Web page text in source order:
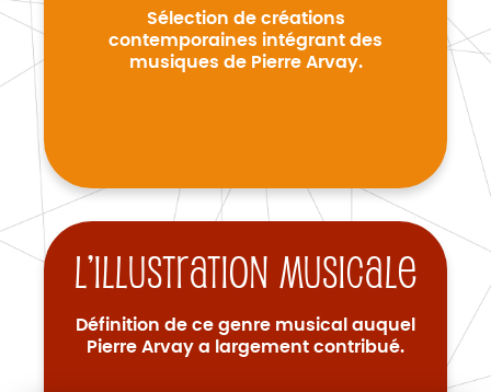
Sélection de créations
contemporaines intégrant des
musiques de Pierre Arvay.
L’illustration musicale
Définition de ce genre musical auquel
Pierre Arvay a largement contribué.